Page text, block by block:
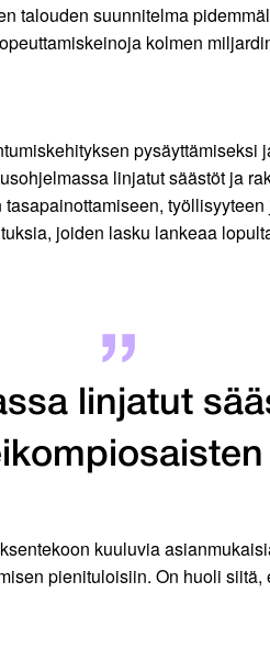
talouden suunnitelma
kolmen
linjatut säästöt ja
joiden lasku lankeaa
linjatut
kuuluvia
pienituloisiin. On huoli